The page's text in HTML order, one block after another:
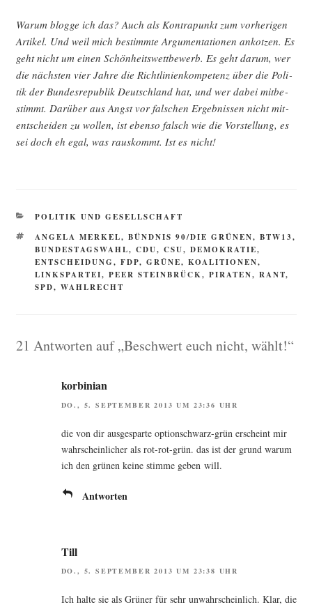
War­um blog­ge ich das? Auch als Kon­tra­punkt zum vor­he­ri­gen
Arti­kel. Und weil mich bestimm­te Argu­men­ta­tio­nen ankot­zen. Es
geht nicht um einen Schön­heits­wett­be­werb. Es geht dar­um, wer
die nächs­ten vier Jah­re die Richt­li­ni­en­kom­pe­tenz über die Poli­
tik der Bun­des­re­pu­blik Deutsch­land hat, und wer dabei mit­be­
stimmt. Dar­über aus Angst vor fal­schen Ergeb­nis­sen nicht mit­
ent­schei­den zu wol­len, ist eben­so falsch wie die Vor­stel­lung, es
sei doch eh egal, was raus­kommt. Ist es nicht!
KATEGORIEN
POLITIK UND GESELLSCHAFT
SCHLAGWÖRTER
ANGELA MERKEL, BÜNDNIS 90/DIE GRÜNEN, BTW13,
BUNDESTAGSWAHL, CDU, CSU, DEMOKRATIE,
ENTSCHEIDUNG, FDP, GRÜNE, KOALITIONEN,
LINKSPARTEI, PEER STEINBRÜCK, PIRATEN, RANT,
SPD, WAHLRECHT
21 Antworten auf „Beschwert euch nicht, wählt!“
korbinian
DO., 5. SEPTEMBER 2013 UM 23:36 UHR
die von dir aus­ge­spar­te opti­onschwarz-grün erscheint mir
wahr­schein­li­cher als rot-rot-grün. das ist der grund war­um
ich den grü­nen kei­ne stim­me geben will.
Antworten
Till
DO., 5. SEPTEMBER 2013 UM 23:38 UHR
Ich hal­te sie als Grü­ner für sehr unwahr­schein­lich. Klar, die